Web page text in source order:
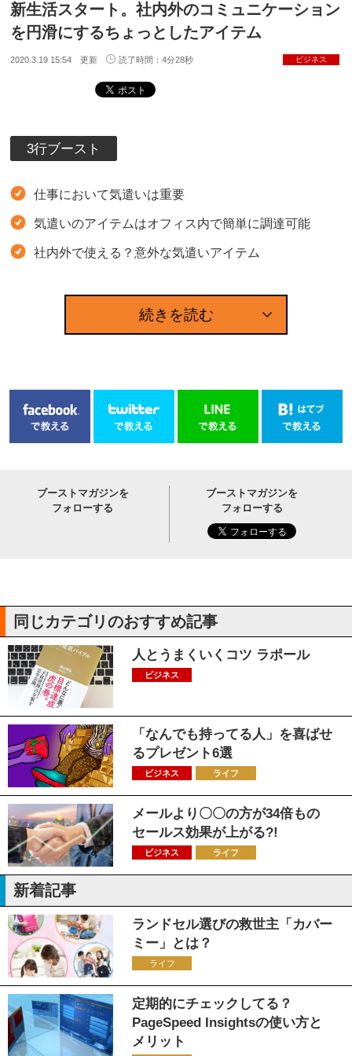
新生活スタート。社内外のコミュニケーション
を円滑にするちょっとしたアイテム
2020.3.19 15:54 更新 読了時間：4分28秒 ビジネス
3行ブースト
仕事において気遣いは重要
気遣いのアイテムはオフィス内で簡単に調達可能
社内外で使える？意外な気遣いアイテム
続きを読む
ブーストマガジンを
フォローする
ブーストマガジンを
フォローする
同じカテゴリのおすすめ記事
人とうまくいくコツ ラポール
ビジネス
「なんでも持ってる人」を喜ばせ
るプレゼント6選
ビジネス ライフ
メールより〇〇の方が34倍もの
セールス効果が上がる?!
ビジネス ライフ
新着記事
ランドセル選びの救世主「カバー
ミー」とは？
ライフ
定期的にチェックしてる？
PageSpeed Insightsの使い方と
メリット